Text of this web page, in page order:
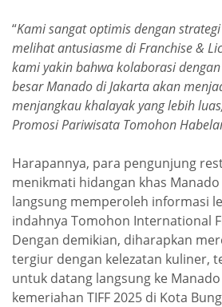
“Kami sangat optimis dengan
melihat antusiasme di Franchise &
kami yakin bahwa kolaborasi
besar Manado di Jakarta akan
menjangkau khalayak yang lebih
Promosi Pariwisata Tomohon
Harapannya, para pengunjung
menikmati hidangan khas
langsung memperoleh informasi
indahnya Tomohon International
Dengan demikian, diharapkan
tergiur dengan kelezatan kuliner,
untuk datang langsung ke
kemeriahan TIFF 2025 di Kota